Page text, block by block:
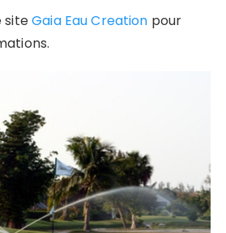
siteGaia Eau Creation pour